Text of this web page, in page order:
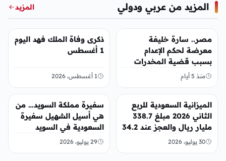
المزيد من عربي ودولي المزيد
مصر.. سارة خليفة
معرضة لحكم الإعدام
بسبب قضية المخدرات
الكبرى
منذ 5 أيام
عربي ودولي
ذكرى وفاة الملك فهد اليوم
1 أغسطس
1 أغسطس، 2026
عربي ودولي
الميزانية السعودية للربع
الثاني 2026 مبلغ 338.7
مليار ريال والعجز عند 34.2
مليار ريال
30 يوليو، 2026
عربي ودولي
سفيرة مملكة السويد… من
هي أسيل الشهيل سفيرة
السعودية في السويد
29 يوليو، 2026